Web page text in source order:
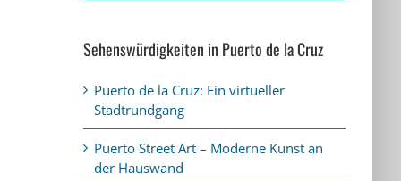
Sehenswürdigkeiten in Puerto de la Cruz
Puerto de la Cruz: Ein virtueller
Stadtrundgang
Puerto Street Art – Moderne Kunst an
der Hauswand